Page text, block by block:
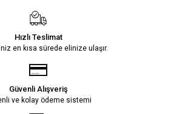
Hızlı Teslimat
en kısa sürede elinize ulaşır.
Güvenli Alışveriş
ve kolay ödeme sistemi